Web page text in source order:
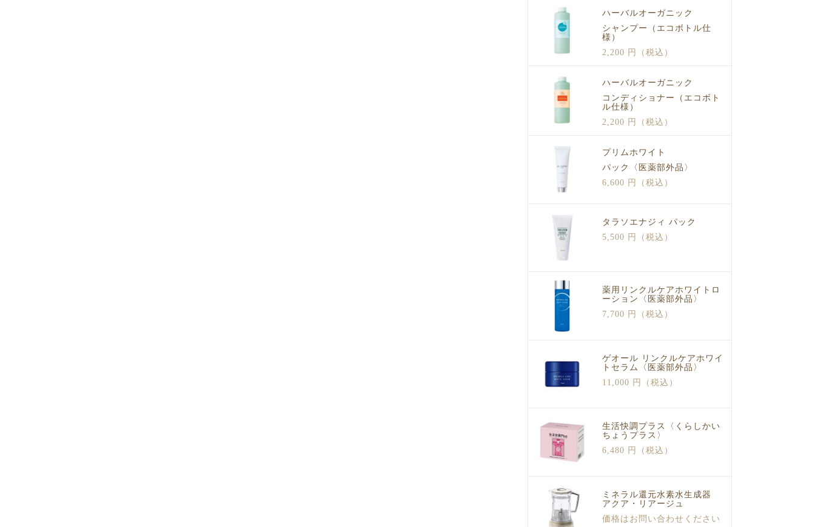
ハーバルオーガニック
シャンプー（エコボトル仕
様）
2,200 円（税込）
ハーバルオーガニック
コンディショナー（エコボト
ル仕様）
2,200 円（税込）
プリムホワイト
パック〈医薬部外品〉
6,600 円（税込）
タラソエナジィ パック
5,500 円（税込）
薬用リンクルケアホワイトロ
ーション〈医薬部外品〉
7,700 円（税込）
ゲオール リンクルケアホワイ
トセラム〈医薬部外品〉
11,000 円（税込）
生活快調プラス〈くらしかい
ちょうプラス〉
6,480 円（税込）
ミネラル還元水素水生成器
アクア・リアージュ
価格はお問い合わせください